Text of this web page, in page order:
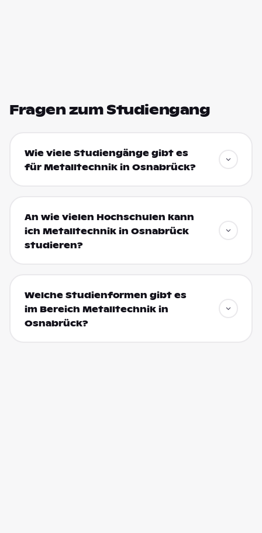
Fragen zum Studiengang
Wie viele Studiengänge gibt es
für Metalltechnik in Osnabrück?
An wie vielen Hochschulen kann
ich Metalltechnik in Osnabrück
studieren?
Welche Studienformen gibt es
im Bereich Metalltechnik in
Osnabrück?